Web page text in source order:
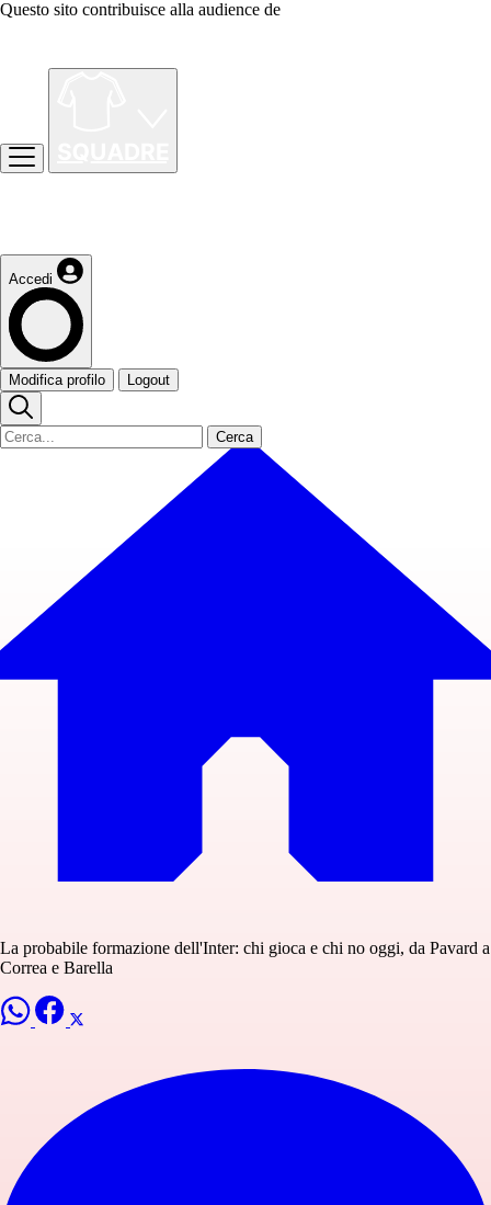
Questo sito contribuisce alla audience de
Accedi
Modifica profilo Logout
Cerca
La probabile formazione dell'Inter: chi gioca e chi no oggi, da Pavard a
Correa e Barella